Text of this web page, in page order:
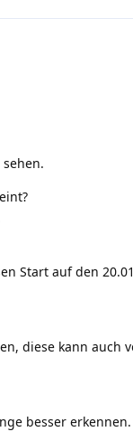
Start auf den
diese kann auch
besser erkennen.